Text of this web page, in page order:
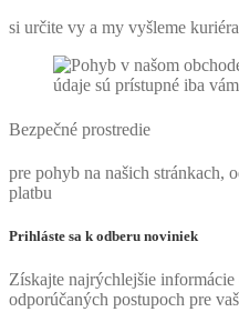
si určite vy a my vyšleme
Bezpečné prostredie
pre pohyb na našich stránkach,
platbu
Prihláste sa k odberu noviniek
Získajte najrýchlejšie
odporúčaných postupoch pre